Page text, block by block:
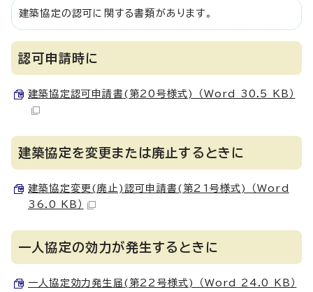
建築協定の認可に関する書類があります。
認可申請時に
建築協定認可申請書(第20号様式) （Word 30.5 KB）
建築協定を変更または廃止するときに
建築協定変更(廃止)認可申請書(第21号様式) （Word
36.0 KB）
一人協定の効力が発生するときに
一人協定効力発生届(第22号様式) （Word 24.0 KB）